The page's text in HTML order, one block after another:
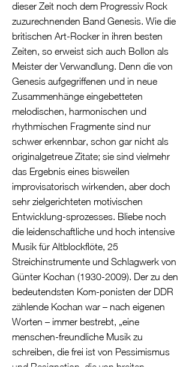
dieser Zeit noch dem Progressiv Rock
zuzurechnenden Band Genesis. Wie die
britischen Art-Rocker in ihren besten
Zeiten, so erweist sich auch Bollon als
Meister der Verwandlung. Denn die von
Genesis aufgegriffenen und in neue
Zusammenhänge eingebetteten
melodischen, harmonischen und
rhythmischen Fragmente sind nur
schwer erkennbar, schon gar nicht als
originalgetreue Zitate; sie sind vielmehr
das Ergebnis eines bisweilen
improvisatorisch wirkenden, aber doch
sehr zielgerichteten motivischen
Entwicklung-sprozesses. Bliebe noch
die leidenschaftliche und hoch intensive
Musik für Altblockflöte, 25
Streichinstrumente und Schlagwerk von
Günter Kochan (1930-2009). Der zu den
bedeutendsten Kom-ponisten der DDR
zählende Kochan war – nach eigenen
Worten – immer bestrebt, „eine
menschen-freundliche Musik zu
schreiben, die frei ist von Pessimismus
und Resignation, die von breiten